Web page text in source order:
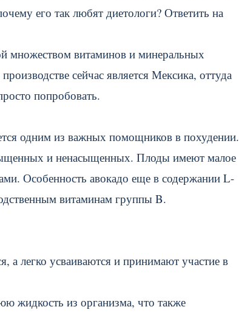
его так любят диетологи? Ответить на
множеством витаминов и минеральных
сейчас является Мексика, оттуда
попробовать.
одним из важных помощников в похудении.
и ненасыщенных. Плоды имеют малое
Особенность авокадо еще в содержании L-
витаминам группы B.
а легко усваиваются и принимают участие в
жидкость из организма, что также